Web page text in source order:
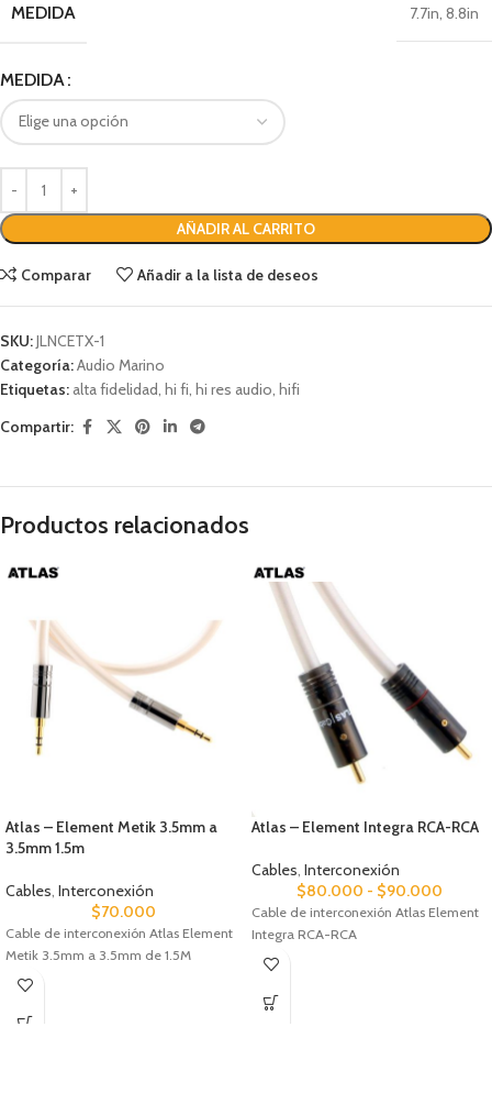
MEDIDA 7.7in, 8.8in
MEDIDA
AÑADIR AL CARRITO
Comparar Añadir a la lista de deseos
SKU:JLNCETX-1
Categoría:Audio Marino
Etiquetas: alta fidelidad, hi fi, hi res audio, hifi
Compartir:
Productos relacionados
Atlas – Element Metik 3.5mm a
3.5mm 1.5m
Cables Interconexión
$70.000
Cable de interconexión Atlas Element
Metik 3.5mm a 3.5mm de 1.5M
Atlas – Element Integra RCA-RCA
Cables Interconexión
$80.000 - $90.000
Cable de interconexión Atlas Element
Integra RCA-RCA